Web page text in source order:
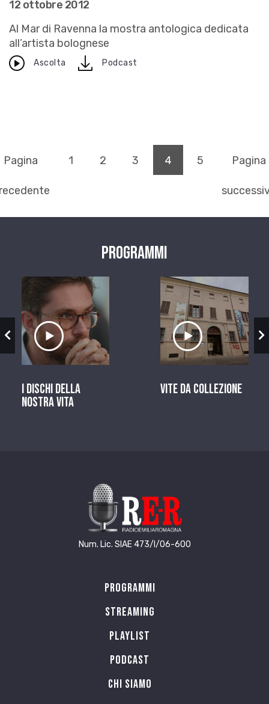
12 ottobre 2012
Al Mar di Ravenna la mostra antologica dedicata
all’artista bolognese
Ascolta downloadPodcast
Pagina 1 2 3 4(pagina corrente)
5 Pagina
Programmi
Ascolta il servizio
I dischi della
nostra vita
Ascolta il
Vite da Collezione
Num. Lic. SIAE 473/I/06-600
Programmi
Streaming
Playlist
PODCAST
Chi siamo